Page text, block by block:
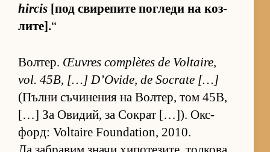
hircis [под сви­ре­пите пог­леди на коз­
ли­те].“
Вол­тер. Œuvres complètes de Voltaire,
vol. 45B, […] D’Ovide, de Socrate […]
(Пълни съ­чи­не­ния на Вол­тер, том 45B,
[…] За Ови­дий, за Сок­рат […]). Ок­с­
форд: Voltaire Foundation, 2010.